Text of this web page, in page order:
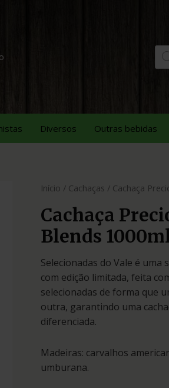
Diversos Outras bebidas
Início / Cachaças / Cachaça
Cachaça
Blends
Selecionadas do Vale é uma
com edição limitada, feita
selecionadas de forma que
outra, garantindo uma
diferenciada.
Madeiras: carvalhos
umburana.